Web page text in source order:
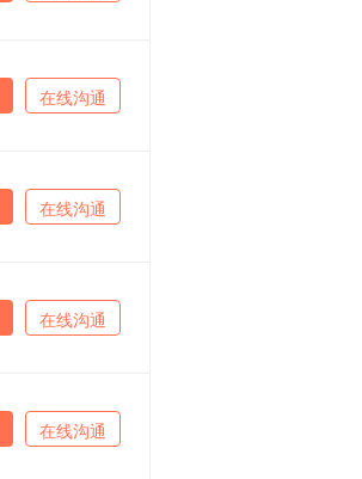
在线沟通
在线沟通
在线沟通
在线沟通